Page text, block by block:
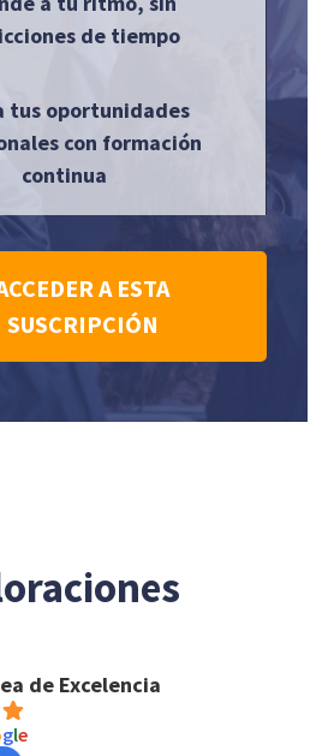
de tiempo
tus oportunidades
con formación
continua
A ESTA
SUSCRIPCIÓN
de Excelencia
gle